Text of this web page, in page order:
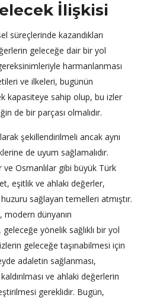
İlişkisi
süreçlerinde kazandıkları
geleceğe dair bir yol
harmanlanması
ve ilkeleri, bugünün
kapasiteye sahip olup, bu izler
de bir parçası olmalıdır.
şekillendirilmeli ancak aynı
de uyum sağlamalıdır.
Osmanlılar gibi büyük Türk
eşitlik ve ahlaki değerler,
sağlayan temelleri atmıştır.
modern dünyanın
yönelik sağlıklı bir yol
geleceğe taşınabilmesi için
adaletin sağlanması,
ve ahlaki değerlerin
gereklidir. Bugün,